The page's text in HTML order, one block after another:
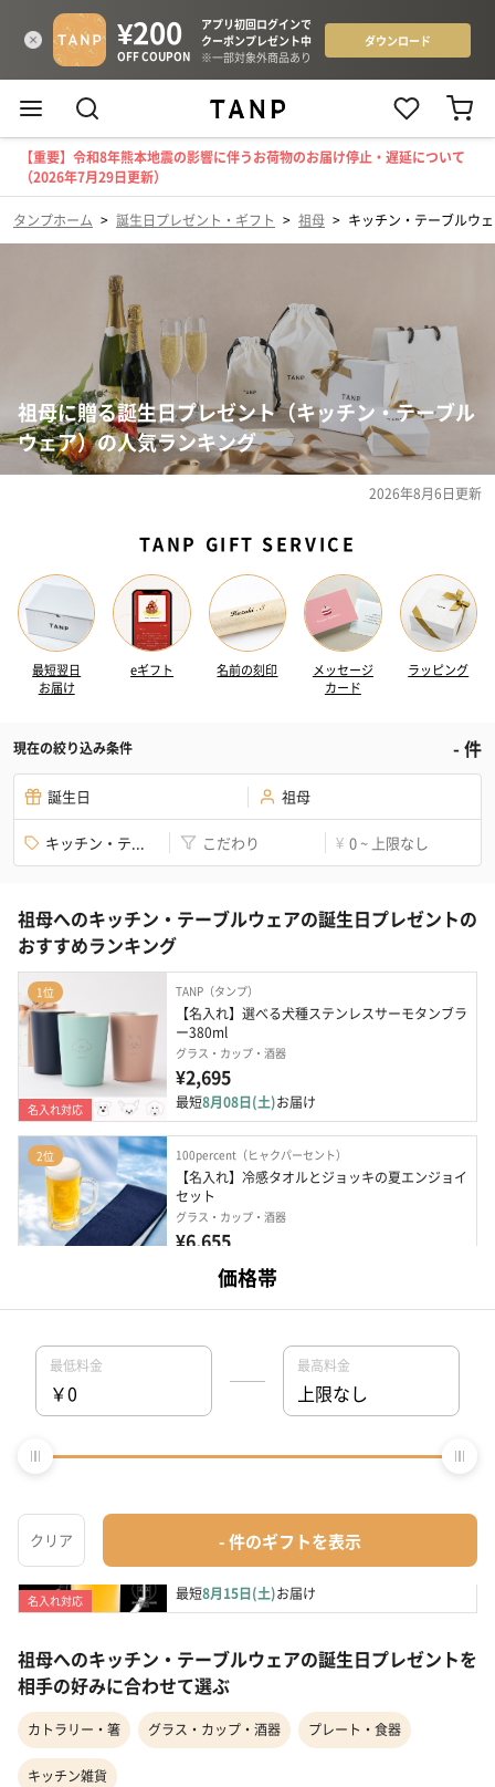
【重要】令和8年熊本地震の影響に伴うお荷物のお届け停止・遅延について
（2026年7月29日更新）
タンプホーム > 誕生日プレゼント・ギフト > 祖母 > キッチン・テーブルウ
祖母に贈る誕生日プレゼント（キッチン・テーブル
ウェア）の人気ランキング
2026年8月6日更新
TANP GIFT SERVICE
最短翌日
お届け
eギフト 名前の刻印
メッセージ
カード
ラッピング
現在の絞り込み条件 -件
誕生日 祖母
キッチン・テ... こだわり ¥ 0 ~ 上限なし
祖母へのキッチン・テーブルウェアの誕生日プレゼントの
おすすめランキング
1位
名入れ対応
TANP（タンプ）
【名入れ】選べる犬種ステンレスサーモタンブラ
ー380ml
グラス・カップ・酒器
¥2,695
最短8月08日(土)お届け
2位 100percent（ヒャクパーセント）
【名入れ】冷感タオルとジョッキの夏エンジョイ
セット
グラス・カップ・酒器
¥6,655
8月08日(土)お届け
【名入れ】選べる犬種  グラデーションサーモタ
キッチン雑貨
¥3,938
名入れ対応
グラス・カップ・酒器
¥7,150
最短8月15日(土)お届け
祖母へのキッチン・テーブルウェアの誕生日プレゼントを
相手の好みに合わせて選ぶ
カトラリー・箸 グラス・カップ・酒器 プレート・食器
キッチン雑貨